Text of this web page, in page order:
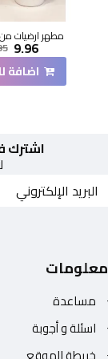
مطهر ارضيات من
9.96
اضافة
اشترك
معلومات
مساعدة
اسئلة و أجوبة